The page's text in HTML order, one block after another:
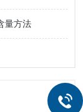
量方法